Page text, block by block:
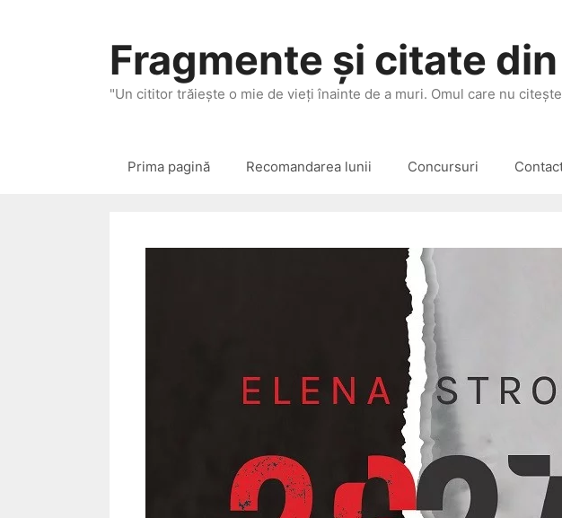
Fragmente și citate
"Un cititor trăieşte o mie de vieţi înainte de a muri. Omul care nu
Prima pagină Recomandarea lunii Concursuri